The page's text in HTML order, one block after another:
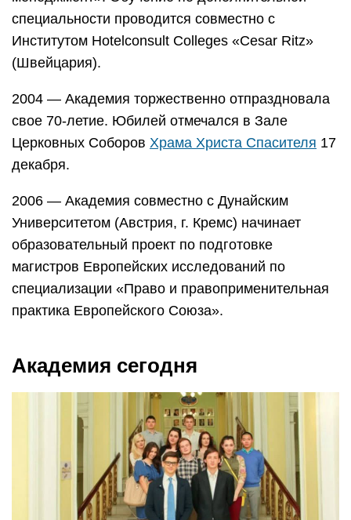
специальности проводится совместно с
Институтом Hotelconsult Colleges «Cesar Ritz»
(Швейцария).
2004 — Академия торжественно отпраздновала
свое 70-летие. Юбилей отмечался в Зале
Церковных Соборов Храма Христа Спасителя 17
декабря.
2006 — Академия совместно с Дунайским
Университетом (Австрия, г. Кремс) начинает
образовательный проект по подготовке
магистров Европейских исследований по
специализации «Право и правоприменительная
практика Европейского Союза».
Академия сегодня